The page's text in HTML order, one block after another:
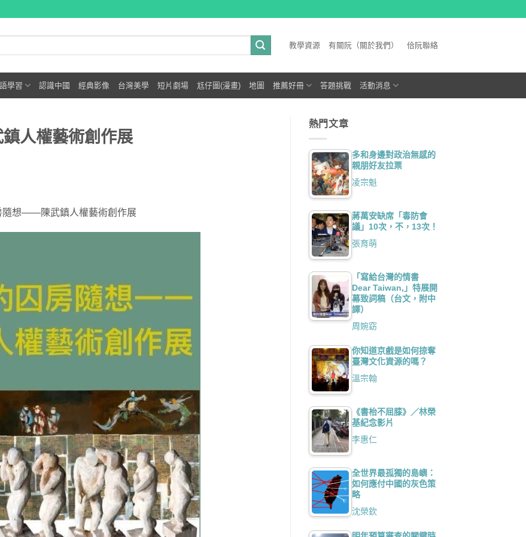
教學資源 有關阮（關於我們） 佮阮聯絡
學習 認識中國 經典影像 台灣美學 短片劇場 尪仔圖(漫畫) 地圖 推薦好冊 答題挑戰 活動消息
人權藝術創作展
隨想——陳武鎮人權藝術創作展
熱門文章
多和身邊對政治無感的
親朋好友拉票
凌宗魁
蔣萬安缺席「毒防會
議」10次，不，13次！
張育萌
「寫給台灣的情書
Dear Taiwan,」特展開
幕致詞稿（台文，附中
譯）
周婉窈
你知道京戲是如何掠奪
臺灣文化資源的嗎？
溫宗翰
《書枱不屈膝》／林榮
基紀念影片
李惠仁
全世界最孤獨的島嶼：
如何應付中國的灰色策
略
沈榮欽